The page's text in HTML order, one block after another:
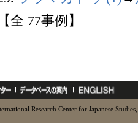
【全 77事例】
Research Center for Japanese